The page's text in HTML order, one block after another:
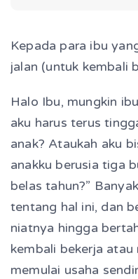
Kepada para ibu
jalan (untuk kembali
Halo Ibu, mungkin
aku harus terus
anak? Ataukah aku
anakku berusia tiga
belas tahun?”
tentang hal ini, dan
niatnya hingga
kembali bekerja
memulai usaha